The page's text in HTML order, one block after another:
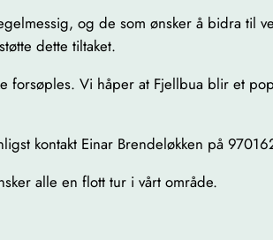
og de som ønsker å bidra til
dette tiltaket.
forsøples. Vi håper at Fjellbua blir et
kontakt Einar Brendeløkken på
alle en flott tur i vårt område.